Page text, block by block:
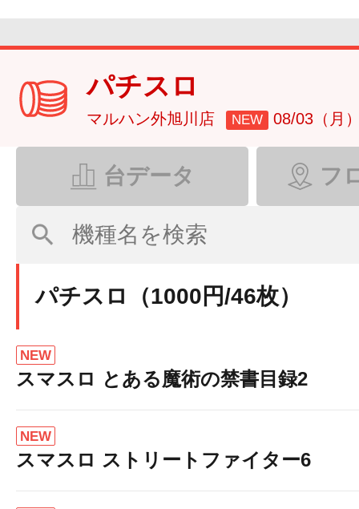
パチスロ
マルハン外旭川店 NEW 08/03（月
台データ フ
パチスロ（1000円/46枚）
NEW
スマスロ とある魔術の禁書目録2
NEW
スマスロ ストリートファイター6